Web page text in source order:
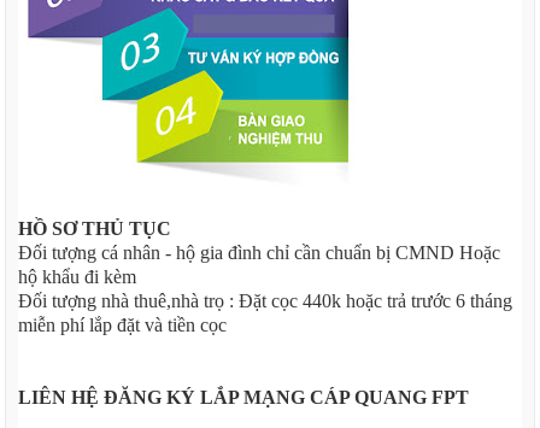
HỒ SƠ THỦ TỤC
Đối tượng cá nhân - hộ gia đình chỉ cần chuẩn bị CMND Hoặc
hộ khẩu đi kèm
Đối tượng nhà thuê,nhà trọ : Đặt cọc 440k hoặc trả trước 6 tháng
miễn phí lắp đặt và tiền cọc
LIÊN HỆ ĐĂNG KÝ LẮP MẠNG CÁP QUANG FPT